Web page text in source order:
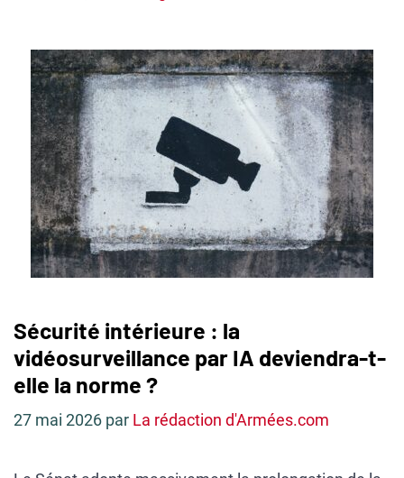
Sécurité intérieure : la
vidéosurveillance par IA deviendra-t-
elle la norme ?
27 mai 2026 par La rédaction d'Armées.com